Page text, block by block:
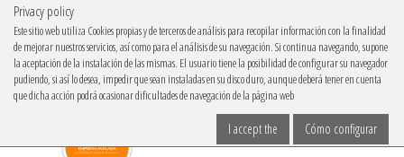
Privacy policy
Este sitio web utiliza Cookies propias y de terceros de análisis para recopilar información con la finalidad
de mejorar nuestros servicios, así como para el análisis de su navegación. Si continua navegando, supone
la aceptación de la instalación de las mismas. El usuario tiene la posibilidad de configurar su navegador
pudiendo, si así lo desea, impedir que sean instaladas en su disco duro, aunque deberá tener en cuenta
que dicha acción podrá ocasionar dificultades de navegación de la página web
Cómo configurar
I accept the
Choose your language